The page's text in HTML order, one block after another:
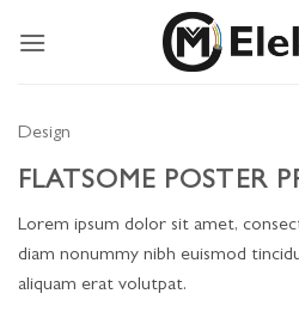
naar
Design
FLATSOME POSTER
Lorem ipsum dolor sit amet,
diam nonummy nibh euismod
aliquam erat volutpat.